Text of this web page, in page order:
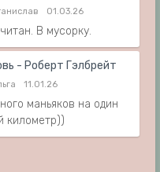
01.03.26
В мусорку.
- Роберт Гэлбрейт
11.01.26
маньяков на один
километр))